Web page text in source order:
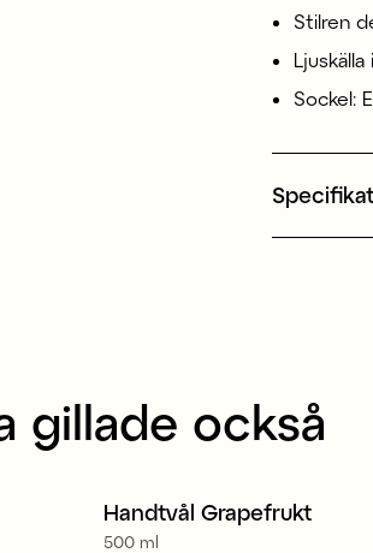
Stilren
Sockel:
gillade också
2 för 139 kr
Handtvål Grapefrukt
500 ml